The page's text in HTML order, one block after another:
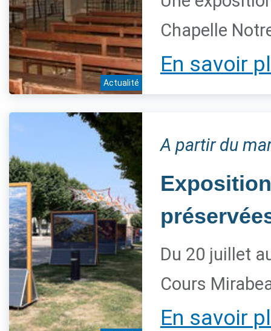
Actualité
Chapelle
En savoir
A partir du
Du 20 juillet
Cours
En savoir